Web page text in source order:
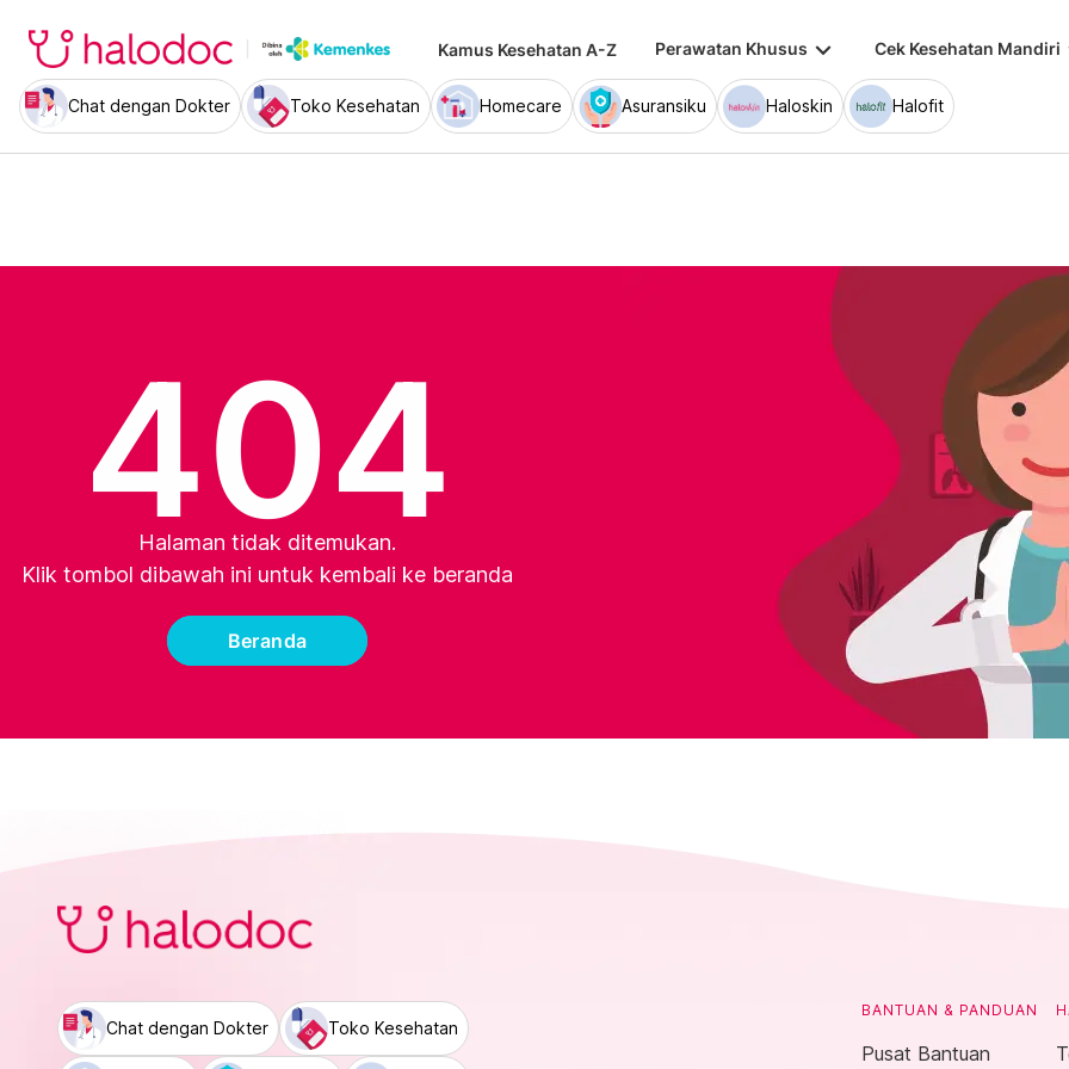
Kamus Kesehatan A-Z Perawatan Khusus keyboard_arrow_down Cek Kesehatan Mandiri
Chat dengan Dokter Toko Kesehatan Homecare Asuransiku Haloskin Halofit
404
Halaman tidak ditemukan.
Klik tombol dibawah ini untuk kembali ke beranda
Beranda
Chat dengan Dokter Toko Kesehatan
BANTUAN & PANDUAN
Pusat Bantuan